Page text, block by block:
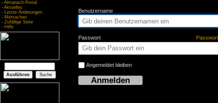
- Almanach-Portal
- Aktuelles
- Letzte Änderungen
- Mitmachen
- Zufällige Seite
- Hilfe
Benutzername
Passwort
Angemeldet bleiben